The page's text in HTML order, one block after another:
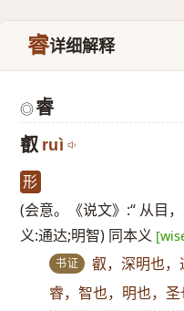
睿详细解释
◎睿
叡 ruì
形
(会意。《说文》:“ 从目
义:通达;明智) 同本义
书证 叡，深明也，
睿，智也，明也，圣